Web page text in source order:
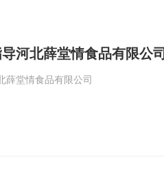
河北薛堂情食品有限公司
薛堂情食品有限公司